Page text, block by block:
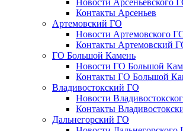
Контакты Арсеньев
Артемовский ГО
Новости Артемовского
Контакты Артемовский
ГО Большой Камень
Новости ГО Большой
Контакты ГО Большой
Владивостокский ГО
Новости
Контакты
Дальнегорский ГО